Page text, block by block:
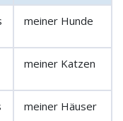
meiner Hunde
meiner Katzen
meiner Häuser